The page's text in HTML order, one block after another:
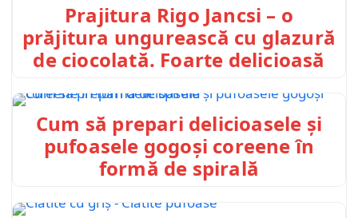
Prajitura Rigo Jancsi – o
prăjitura ungurească cu glazură
de ciocolată. Foarte delicioasă
Cum să prepari delicioasele și
pufoasele gogoși coreene în
formă de spirală